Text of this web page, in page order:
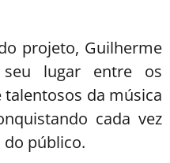
projeto, Guilherme
lugar entre os
da música
cada vez
do público.